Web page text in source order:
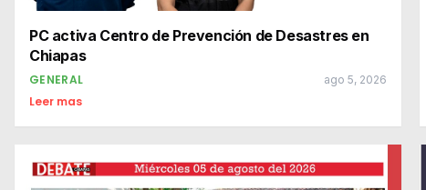
PC activa Centro de Prevención de Desastres en
Chiapas
GENERAL ago 5, 2026
Leer mas